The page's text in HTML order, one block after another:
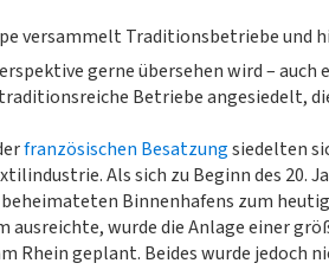
versammelt Traditionsbetriebe und
gerne übersehen wird –
Betriebe angesiedelt,
französischen Besatzungsiedelten
Als sich zu Beginn des 20.
beheimateten Binnenhafens zum
ausreichte, wurde die Anlage einer
Rhein geplant. Beides wurde jedoch